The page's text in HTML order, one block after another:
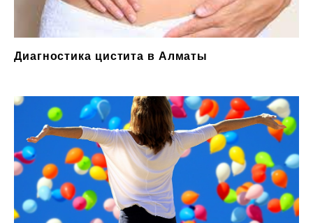
Диагностика цистита в Алматы